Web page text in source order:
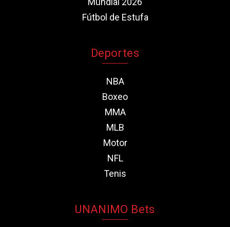
Fútbol de Estufa
Deportes
NBA
Boxeo
MMA
MLB
Motor
NFL
Tenis
UNANIMO Bets